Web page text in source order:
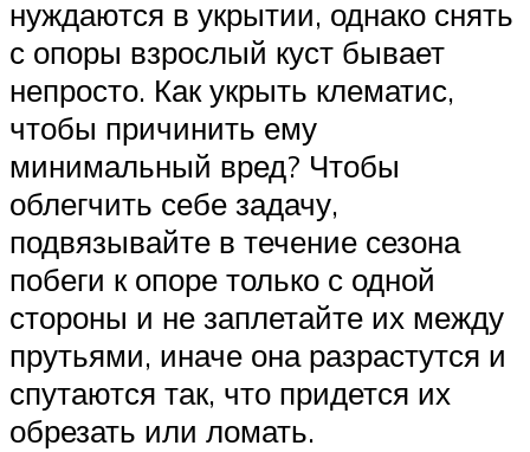
нуждаются в укрытии, однако снять
с опоры взрослый куст бывает
непросто. Как укрыть клематис,
чтобы причинить ему
минимальный вред? Чтобы
облегчить себе задачу,
подвязывайте в течение сезона
побеги к опоре только с одной
стороны и не заплетайте их между
прутьями, иначе она разрастутся и
спутаются так, что придется их
обрезать или ломать.